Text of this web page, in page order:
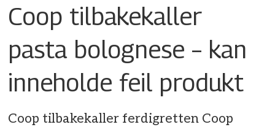
Coop tilbakekaller
pasta bolognese – kan
inneholde feil produkt
Coop tilbakekaller ferdigretten Coop